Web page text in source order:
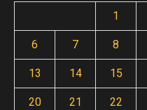
1
6 7 8
13 14 15
20 21 22